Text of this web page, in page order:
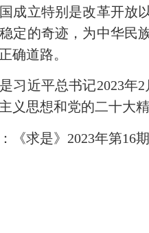
立特别是改革开放以
定的奇迹，为中华民
确道路。
平总书记2023年2月
义思想和党的二十大
求是》2023年第16期